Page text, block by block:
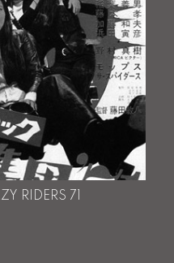
RIDERS 71